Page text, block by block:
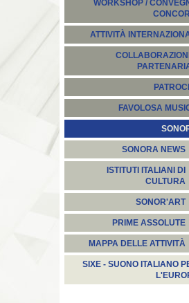
WORKSHOP /
ATTIVITÀ
FAVOLOSA
SONORA NEWS
ISTITUTI ITALIANI DI
CULTURA
SONOR'ART
PRIME ASSOLUTE
MAPPA DELLE ATTIVITÀ
SIXE - SUONO ITALIANO